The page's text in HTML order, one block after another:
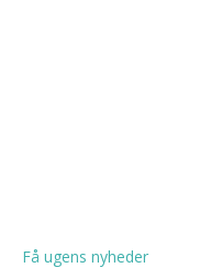
Få ugens nyheder